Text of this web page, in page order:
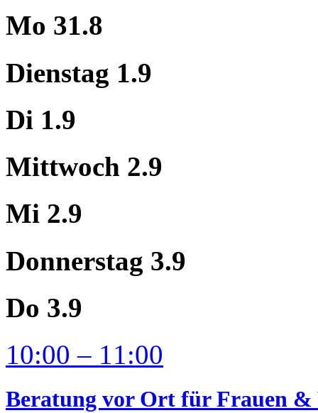
Mo 31.8
Dienstag 1.9
Di 1.9
Mittwoch 2.9
Mi 2.9
Donnerstag 3.9
Do 3.9
10:00 – 11:00
Beratung vor Ort für Frauen &